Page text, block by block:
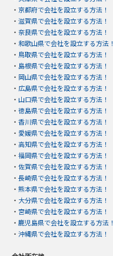
・ 京都府で会社を設立する方法！
・ 滋賀県で会社を設立する方法！
・ 奈良県で会社を設立する方法！
・ 和歌山県で会社を設立する方法！
・ 鳥取県で会社を設立する方法！
・ 島根県で会社を設立する方法！
・ 岡山県で会社を設立する方法！
・ 広島県で会社を設立する方法！
・ 山口県で会社を設立する方法！
・ 徳島県で会社を設立する方法！
・ 香川県で会社を設立する方法！
・ 愛媛県で会社を設立する方法！
・ 高知県で会社を設立する方法！
・ 福岡県で会社を設立する方法！
・ 佐賀県で会社を設立する方法！
・ 長崎県で会社を設立する方法！
・ 熊本県で会社を設立する方法！
・ 大分県で会社を設立する方法！
・ 宮崎県で会社を設立する方法！
・ 鹿児島県で会社を設立する方法！
・ 沖縄県で会社を設立する方法！